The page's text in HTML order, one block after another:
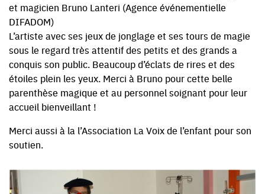
et magicien Bruno Lanteri (Agence événementielle
DIFADOM)
L’artiste avec ses jeux de jonglage et ses tours de magie
sous le regard très attentif des petits et des grands a
conquis son public. Beaucoup d’éclats de rires et des
étoiles plein les yeux. Merci à Bruno pour cette belle
parenthèse magique et au personnel soignant pour leur
accueil bienveillant !
Merci aussi à la l’Association La Voix de l’enfant pour son
soutien.